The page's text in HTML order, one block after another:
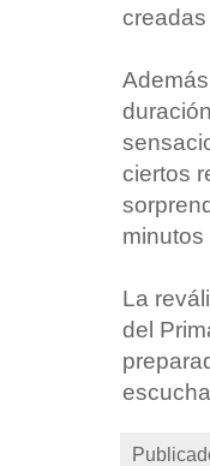
ciertos
La
del